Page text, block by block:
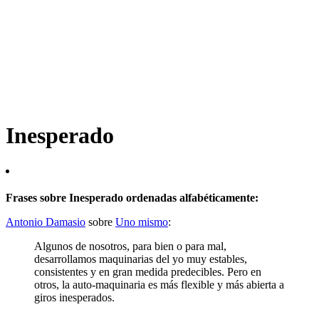
Inesperado
Frases sobre Inesperado ordenadas alfabéticamente:
Antonio Damasio sobre Uno mismo:
Algunos de nosotros, para bien o para mal,
desarrollamos maquinarias del yo muy estables,
consistentes y en gran medida predecibles. Pero en
otros, la auto-maquinaria es más flexible y más abierta a
giros inesperados.